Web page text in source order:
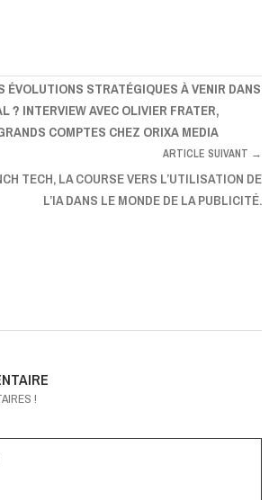
ÉVOLUTIONS STRATÉGIQUES À VENIR DANS
? INTERVIEW AVEC OLIVIER FRATER,
COMPTES CHEZ ORIXA MEDIA
ARTICLE SUIVANT →
TECH, LA COURSE VERS L’UTILISATION DE
L’IA DANS LE MONDE DE LA PUBLICITÉ.
!